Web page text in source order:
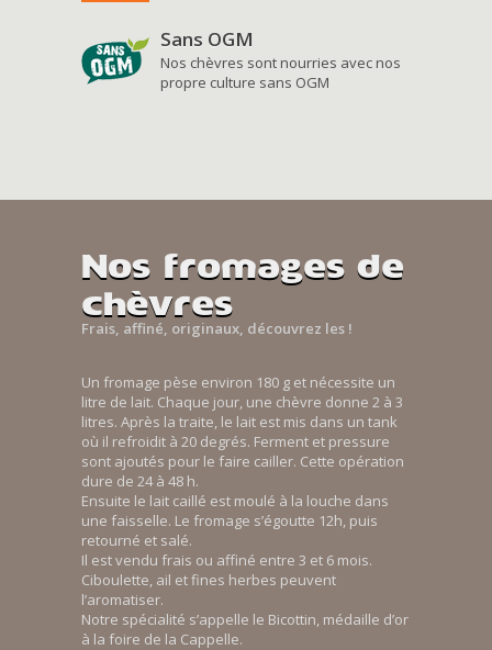
Sans OGM
Nos chèvres sont nourries avec nos
propre culture sans OGM
Nos fromages de
chèvres
Frais, affiné, originaux, découvrez les !
Un fromage pèse environ 180 g et nécessite un
litre de lait. Chaque jour, une chèvre donne 2 à 3
litres. Après la traite, le lait est mis dans un tank
où il refroidit à 20 degrés. Ferment et pressure
sont ajoutés pour le faire cailler. Cette opération
dure de 24 à 48 h.
Ensuite le lait caillé est moulé à la louche dans
une faisselle. Le fromage s’égoutte 12h, puis
retourné et salé.
Il est vendu frais ou affiné entre 3 et 6 mois.
Ciboulette, ail et fines herbes peuvent
l’aromatiser.
Notre spécialité s’appelle le Bicottin, médaille d’or
à la foire de la Cappelle.